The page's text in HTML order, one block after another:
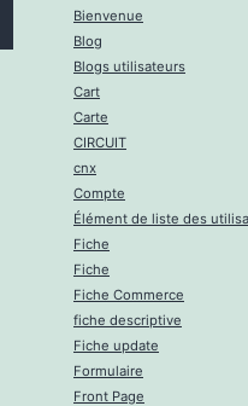
Bienvenue
Blog
Blogs utilisateurs
Cart
Carte
CIRCUIT
cnx
Compte
Élément de liste des
Fiche
Fiche
Fiche Commerce
fiche descriptive
Fiche update
Formulaire
Front Page